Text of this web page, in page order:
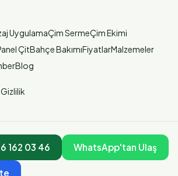
UygulamaÇim SermeÇim Ekimi
ÇitBahçe BakımıFiyatlarMalzemeler
Blog
Gizlilik
162 03 46 WhatsApp'tan Ulaş